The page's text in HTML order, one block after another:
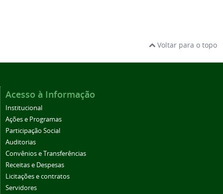
Voltar para o topo
Acesso à Informação
Institucional
Ações e Programas
Participação Social
Auditorias
Convênios e Transferências
Receitas e Despesas
Licitações e contratos
Servidores